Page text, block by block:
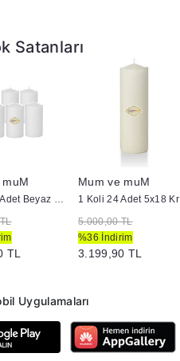
Satanları
1 Koli 72 Adet Beyaz Bar Mum
TL
Mum ve muM
5.000,00 TL
%36 İndirim
3.199,90 TL
Uygulamaları